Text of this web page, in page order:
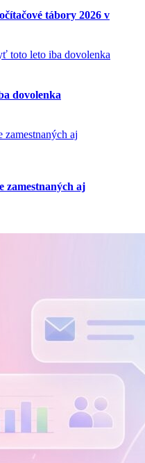
tábory 2026 v
dovolenka
zamestnaných aj